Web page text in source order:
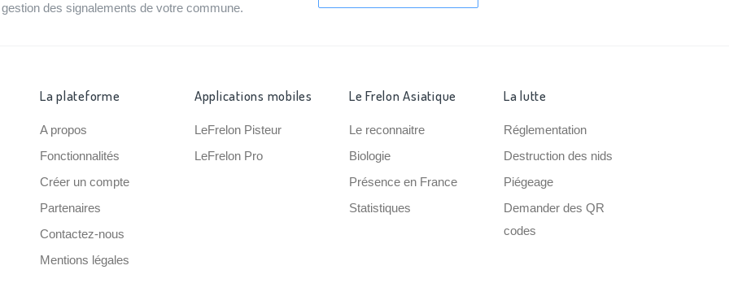
des signalements de votre commune.
La plateforme
A propos
Fonctionnalités
Créer un compte
Partenaires
Contactez-nous
Mentions légales
Applications mobiles
LeFrelon Pisteur
LeFrelon Pro
Le Frelon Asiatique
Le reconnaitre
Biologie
Présence en France
Statistiques
La lutte
Réglementation
Destruction des nids
Piégeage
Demander des QR
codes